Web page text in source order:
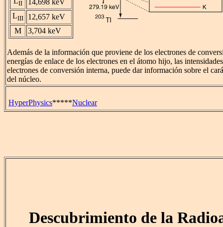
II
14,698 keV
LIII
12,657 keV
M
3,704 keV
Además de la información que proviene de los electrones de
energías de enlace de los electrones en el átomo hijo, las
electrones de conversión interna, puede dar información sobre el
del núcleo.
HyperPhysics*****Nuclear
Descubrimiento de la